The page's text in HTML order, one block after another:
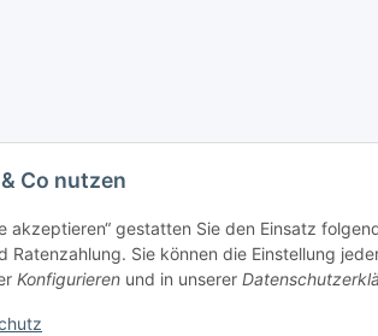
Co nutzen
akzeptieren“ gestatten Sie den Einsatz
Ratenzahlung. Sie können die Einstellung
Konfigurieren und in unserer
zzgl. Versand
© Reitter